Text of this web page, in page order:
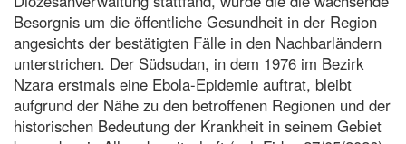
Besorgnis um die öffentliche Gesundheit in der Region
angesichts der bestätigten Fälle in den Nachbarländern
unterstrichen. Der Südsudan, in dem 1976 im Bezirk
Nzara erstmals eine Ebola-Epidemie auftrat, bleibt
aufgrund der Nähe zu den betroffenen Regionen und der
historischen Bedeutung der Krankheit in seinem Gebiet